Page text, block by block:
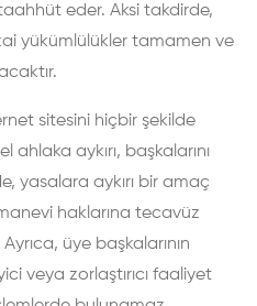
eder. Aksi takdirde,
yükümlülükler tamamen ve
sitesini hiçbir şekilde
aykırı, başkalarını
yasalara aykırı bir amaç
haklarına tecavüz
üye başkalarının
veya zorlaştırıcı faaliyet